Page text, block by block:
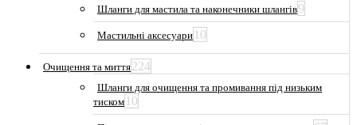
Шланги для мастила та наконечники шлангів9
Мастильні аксесуари 10
Очищення та миття224
Шланги для очищення та промивання під низьким
тиском 10